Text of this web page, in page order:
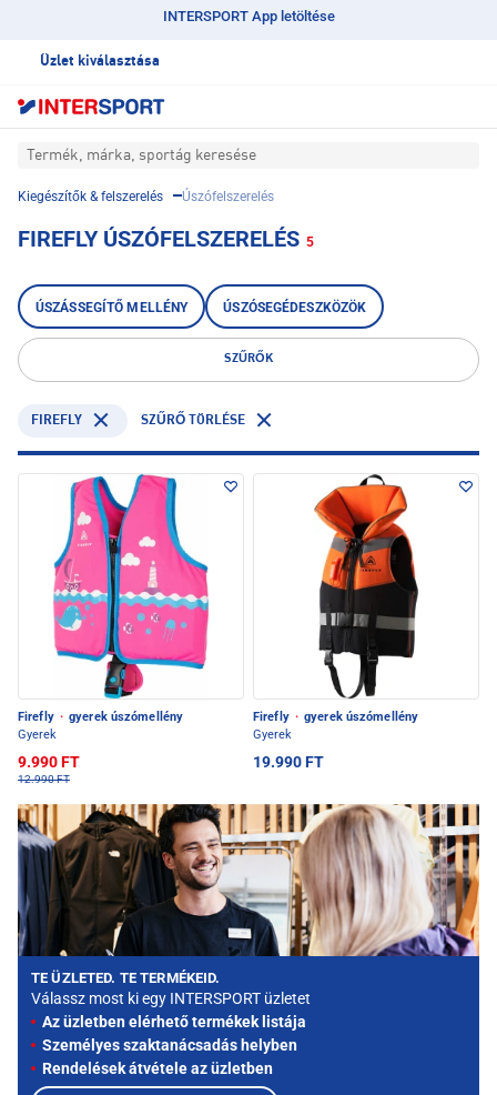
INTERSPORT App letöltése
Üzlet kiválasztása
Termék, márka, sportág keresése
Kiegészítők & felszerelés Úszófelszerelés
FIREFLY ÚSZÓFELSZERELÉS 5
ÚSZÁSSEGÍTŐ MELLÉNY ÚSZÓSEGÉDESZKÖZÖK
SZŰRŐK
FIREFLY SZŰRŐ TÖRLÉSE
Firefly · gyerek úszómellény
Gyerek
9.990 FT
12.990 FT
Firefly · gyerek úszómellény
Gyerek
19.990 FT
TE ÜZLETED. TE TERMÉKEID.
Válassz most ki egy INTERSPORT üzletet
Az üzletben elérhető termékek listája
Személyes szaktanácsadás helyben
Rendelések átvétele az üzletben